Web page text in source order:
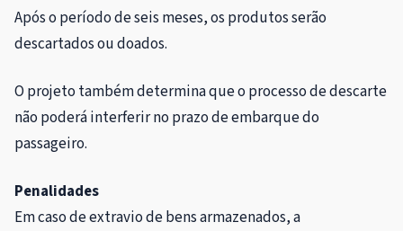
Após o período de seis meses, os produtos serão
descartados ou doados.
O projeto também determina que o processo de descarte
não poderá interferir no prazo de embarque do
passageiro.
Penalidades
Em caso de extravio de bens armazenados, a